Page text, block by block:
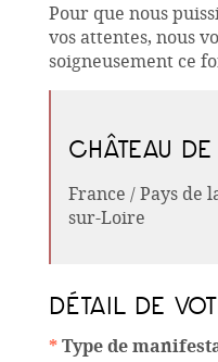
Pour que nous
vos attentes, nous
soigneusement ce
CHÂTEAU DE
France / Pays de
sur-Loire
DÉTAIL DE
*Type de